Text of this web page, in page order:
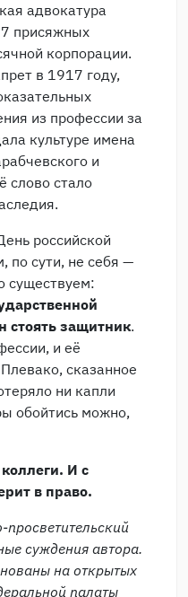
адвокатура
присяжных
корпорации.
в 1917 году,
из профессии за
культуре имена
и
слово стало
российской
по сути, не себя —
существуем:
стоять защитник.
и её
сказанное
ни капли
обойтись можно,
И с
в право.
суждения автора.
на открытых
палаты